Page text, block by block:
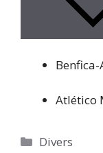
Atlético
Catégories
Divers